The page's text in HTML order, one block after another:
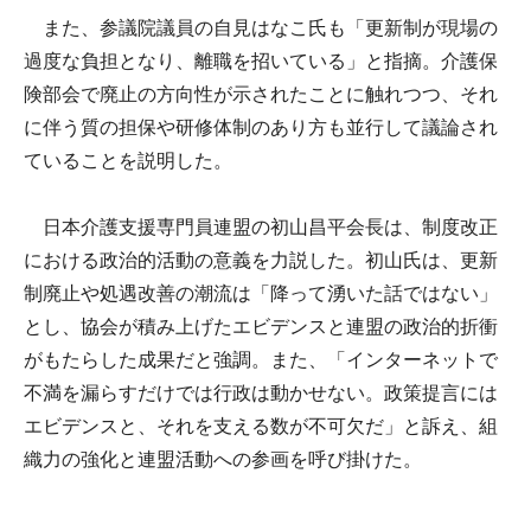
また、参議院議員の自見はなこ氏も「更新制が現場の
過度な負担となり、離職を招いている」と指摘。介護保
険部会で廃止の方向性が示されたことに触れつつ、それ
に伴う質の担保や研修体制のあり方も並行して議論され
ていることを説明した。
日本介護支援専門員連盟の初山昌平会長は、制度改正
における政治的活動の意義を力説した。初山氏は、更新
制廃止や処遇改善の潮流は「降って湧いた話ではない」
とし、協会が積み上げたエビデンスと連盟の政治的折衝
がもたらした成果だと強調。また、「インターネットで
不満を漏らすだけでは行政は動かせない。政策提言には
エビデンスと、それを支える数が不可欠だ」と訴え、組
織力の強化と連盟活動への参画を呼び掛けた。